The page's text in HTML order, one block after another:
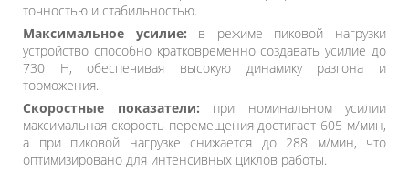
точностью и стабильностью.
Максимальное усилие: в режиме пиковой нагрузки
устройство способно кратковременно создавать усилие до
730 Н, обеспечивая высокую динамику разгона и
торможения.
Скоростные показатели: при номинальном усилии
максимальная скорость перемещения достигает 605 м/мин,
а при пиковой нагрузке снижается до 288 м/мин, что
оптимизировано для интенсивных циклов работы.